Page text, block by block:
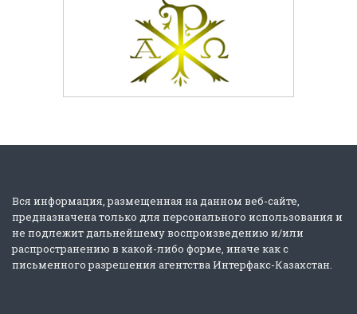
Вся информация, размещенная на данном веб-сайте,
предназначена только для персонального использования и
не подлежит дальнейшему воспроизведению и/или
распространению в какой-либо форме, иначе как с
письменного разрешения агентства Интерфакс-Казахстан.